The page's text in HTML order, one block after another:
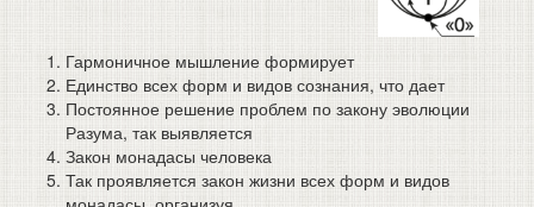
Гармоничное мышление формирует
Единство всех форм и видов сознания, что дает
Постоянное решение проблем по закону эволюции
Разума, так выявляется
Закон монадасы человека
Так проявляется закон жизни всех форм и видов